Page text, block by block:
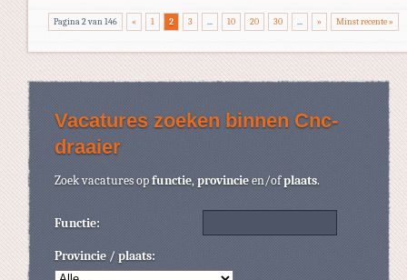
Pagina 2 van 146 « 1 2 3 ... 10 20 30 ... » Minst recente »
Vacatures zoeken binnen Cnc-
draaier
Zoek vacatures opfunctie,provincieen/ofplaats.
Functie:
Provincie / plaats: